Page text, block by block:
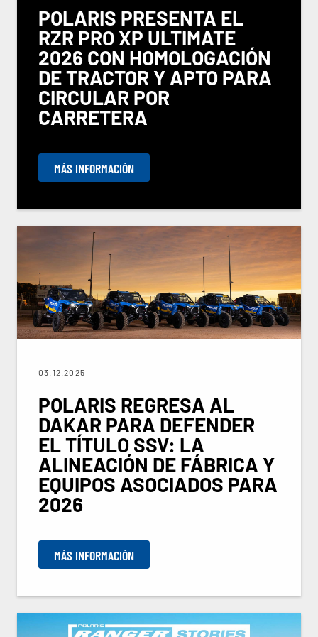
POLARIS PRESENTA EL
RZR PRO XP ULTIMATE
2026 CON HOMOLOGACIÓN
DE TRACTOR Y APTO PARA
CIRCULAR POR
CARRETERA
MÁS INFORMACIÓN
03.12.2025
POLARIS REGRESA AL
DAKAR PARA DEFENDER
EL TÍTULO SSV: LA
ALINEACIÓN DE FÁBRICA Y
EQUIPOS ASOCIADOS PARA
2026
MÁS INFORMACIÓN